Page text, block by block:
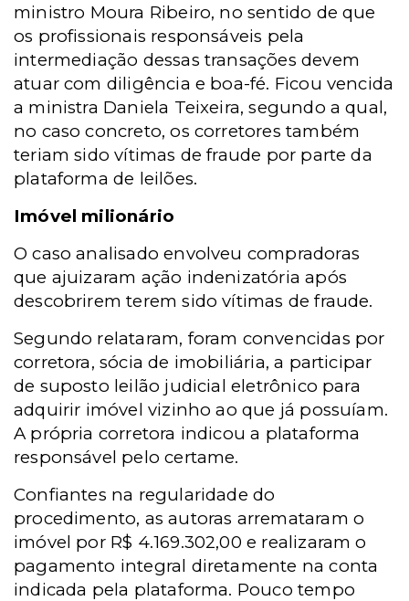
ministro Moura Ribeiro, no sentido de que
os profissionais responsáveis pela
intermediação dessas transações devem
atuar com diligência e boa-fé. Ficou vencida
a ministra Daniela Teixeira, segundo a qual,
no caso concreto, os corretores também
teriam sido vítimas de fraude por parte da
plataforma de leilões.
Imóvel milionário
O caso analisado envolveu compradoras
que ajuizaram ação indenizatória após
descobrirem terem sido vítimas de fraude.
Segundo relataram, foram convencidas por
corretora, sócia de imobiliária, a participar
de suposto leilão judicial eletrônico para
adquirir imóvel vizinho ao que já possuíam.
A própria corretora indicou a plataforma
responsável pelo certame.
Confiantes na regularidade do
procedimento, as autoras arremataram o
imóvel por R$ 4.169.302,00 e realizaram o
pagamento integral diretamente na conta
indicada pela plataforma. Pouco tempo